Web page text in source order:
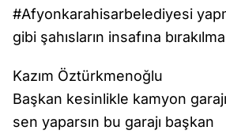
#Afyonkarahisarbelediyesi
gibi şahısların insafına
Kazım Öztürkmenoğlu
Başkan kesinlikle kamyon
sen yaparsın bu garajı başkan